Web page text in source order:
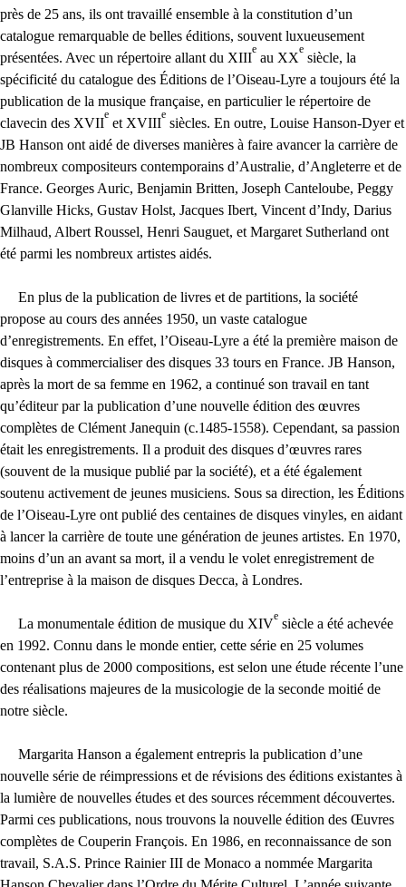
près de 25 ans, ils ont travaillé ensemble à la constitution d’un
catalogue remarquable de belles éditions, souvent luxueusement
présentées. Avec un répertoire allant du XIII
e
au XX
e
siècle, la
spécificité du catalogue des Éditions de l’Oiseau-Lyre a toujours été la
publication de la musique française, en particulier le répertoire de
clavecin des XVII
e
et XVIII
e
siècles. En outre, Louise Hanson-Dyer et
JB Hanson ont aidé de diverses manières à faire avancer la carrière de
nombreux compositeurs contemporains d’Australie, d’Angleterre et de
France. Georges Auric, Benjamin Britten, Joseph Canteloube, Peggy
Glanville Hicks, Gustav Holst, Jacques Ibert, Vincent d’Indy, Darius
Milhaud, Albert Roussel, Henri Sauguet, et Margaret Sutherland ont
été parmi les nombreux artistes aidés.
En plus de la publication de livres et de partitions, la société
propose au cours des années 1950, un vaste catalogue
d’enregistrements. En effet, l’Oiseau-Lyre a été la première maison de
disques à commercialiser des disques 33 tours en France. JB Hanson,
après la mort de sa femme en 1962, a continué son travail en tant
qu’éditeur par la publication d’une nouvelle édition des œuvres
complètes de Clément Janequin (c.1485-1558). Cependant, sa passion
était les enregistrements. Il a produit des disques d’œuvres rares
(souvent de la musique publié par la société), et a été également
soutenu activement de jeunes musiciens. Sous sa direction, les Éditions
de l’Oiseau-Lyre ont publié des centaines de disques vinyles, en aidant
à lancer la carrière de toute une génération de jeunes artistes. En 1970,
moins d’un an avant sa mort, il a vendu le volet enregistrement de
l’entreprise à la maison de disques Decca, à Londres.
La monumentale édition de musique du XIV
e
siècle a été achevée
en 1992. Connu dans le monde entier, cette série en 25 volumes
contenant plus de 2000 compositions, est selon une étude récente l’une
des réalisations majeures de la musicologie de la seconde moitié de
notre siècle.
Margarita Hanson a également entrepris la publication d’une
nouvelle série de réimpressions et de révisions des éditions existantes à
la lumière de nouvelles études et des sources récemment découvertes.
Parmi ces publications, nous trouvons la nouvelle édition des Œuvres
complètes de Couperin François. En 1986, en reconnaissance de son
travail, S.A.S. Prince RainierIII de Monaco a nommée Margarita